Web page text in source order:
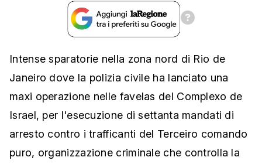
Intense sparatorie nella zona nord di Rio de
Janeiro dove la polizia civile ha lanciato una
maxi operazione nelle favelas del Complexo de
Israel, per l'esecuzione di settanta mandati di
arresto contro i trafficanti del Terceiro comando
puro, organizzazione criminale che controlla la